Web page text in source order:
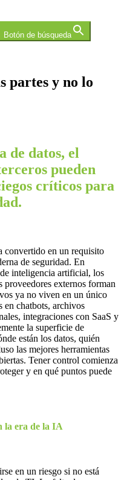
Botón de búsqueda
partes y no lo
de datos, el
pueden
críticos para
convertido en un requisito
de seguridad. En
inteligencia artificial, los
externos forman
ya no viven en un único
en chatbots, archivos
integraciones con SaaS y
la superficie de
están los datos, quién
las mejores herramientas
Tener control comienza
y en qué puntos puede
la era de la IA
en un riesgo si no está